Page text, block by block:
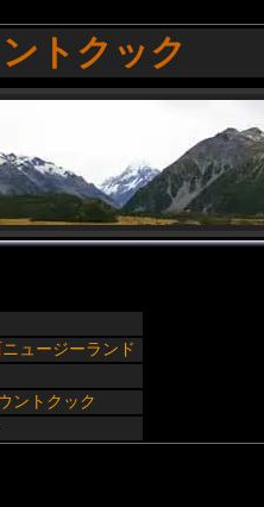
トクック
ュージーランド
ントクック